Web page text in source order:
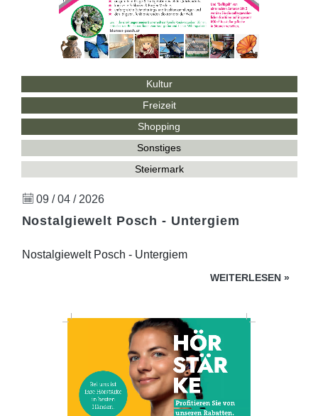
Kultur
Freizeit
Shopping
Sonstiges
Steiermark
09 / 04 / 2026
Nostalgiewelt Posch - Untergiem
Nostalgiewelt Posch - Untergiem
WEITERLESEN »